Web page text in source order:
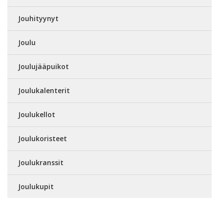
Jouhityynyt
Joulu
Joulujääpuikot
Joulukalenterit
Joulukellot
Joulukoristeet
Joulukranssit
Joulukupit